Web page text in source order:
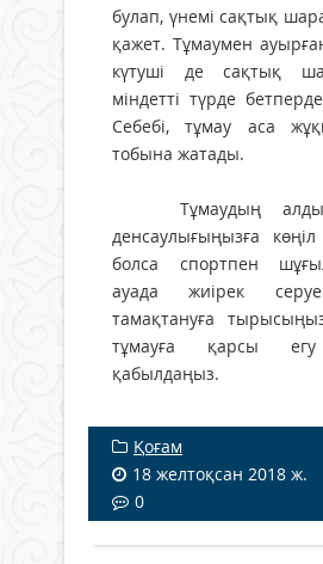
булап, үнемі сақтық
қажет. Тұмаумен
күтуші де сақтық
міндетті түрде
Себебі, тұмау аса
тобына жатады.
Тұмаудың
денсаулығыңызға
болса спортпен
ауада жиірек
тамақтануға
тұмауға қарсы
қабылдаңыз.
Қоғам
18 желтоқсан 2018 ж.
0